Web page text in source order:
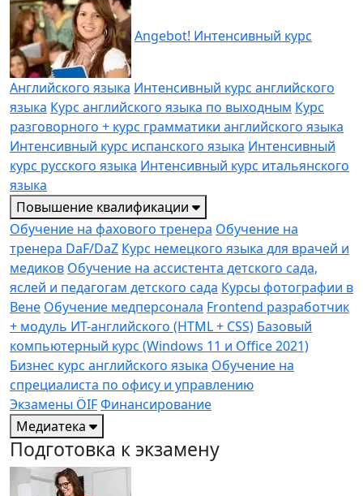
Angebot! Интенсивный курс
Английского языка Интенсивный курс английского
языка Курс английского языка по выходным Курс
разговорного + курс грамматики английского языка
Интенсивный курс испанского языка Интенсивный
курс русского языка Интенсивный курс итальянского
языка
Повышение квалификации
Обучение на фахового тренера Обучение на
тренера DaF/DaZ Курс немецкого языка для врачей и
медиков Обучение на ассистента детского сада,
яслей и педагогам детского сада Курсы фотографии в
Вене Обучение медперсонала Frontend разработчик
+ модуль ИТ-английского (HTML + CSS) Базовый
компьютерный курс (Windows 11 и Office 2021)
Бизнес курс английского языка Обучение на
спрециалиста по офису и управлению
Экзамены ÖIFФинансирование
Медиатека
Подготовка к экзамену